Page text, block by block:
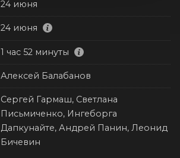
24 июня
24 июня
1 час 52 минуты
Алексей Балабанов
Сергей Гармаш, Светлана
Письмиченко, Ингеборга
Дапкунайте, Андрей Панин, Леонид
Бичевин